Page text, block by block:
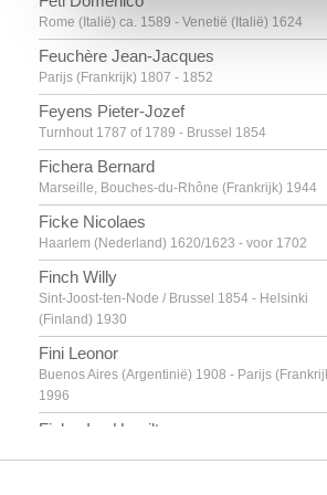
Rome (Italië) ca. 1589 - Venetië (Italië) 1624
Feuchère Jean-Jacques
Parijs (Frankrijk) 1807 - 1852
Feyens Pieter-Jozef
Turnhout 1787 of 1789 - Brussel 1854
Fichera Bernard
Marseille, Bouches-du-Rhône (Frankrijk) 1944
Ficke Nicolaes
Haarlem (Nederland) 1620/1623 - voor 1702
Finch Willy
Sint-Joost-ten-Node / Brussel 1854 - Helsinki
(Finland) 1930
Fini Leonor
Buenos Aires (Argentinië) 1908 - Parijs
1996
Finlay Ian Hamilton